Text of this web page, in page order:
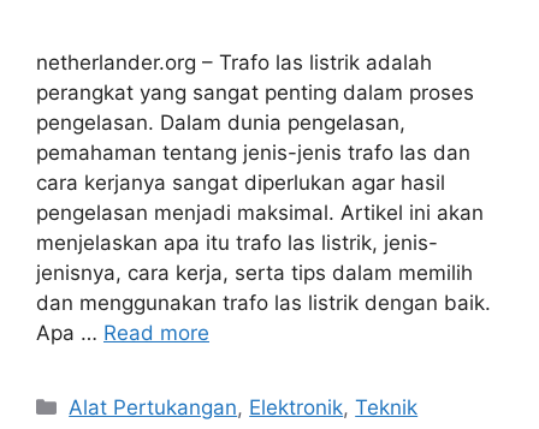
netherlander.org – Trafo las listrik adalah
perangkat yang sangat penting dalam proses
pengelasan. Dalam dunia pengelasan,
pemahaman tentang jenis-jenis trafo las dan
cara kerjanya sangat diperlukan agar hasil
pengelasan menjadi maksimal. Artikel ini akan
menjelaskan apa itu trafo las listrik, jenis-
jenisnya, cara kerja, serta tips dalam memilih
dan menggunakan trafo las listrik dengan baik.
Apa … Read more
Categories
Alat Pertukangan, Elektronik,Teknik